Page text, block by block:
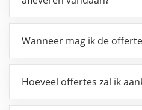
Wanneer mag ik de
Hoeveel offertes zal ik